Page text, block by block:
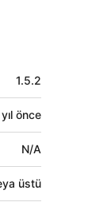
1.5.2
önce
N/A
üstü